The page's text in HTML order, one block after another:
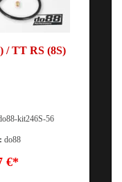
/ TT RS (8S)
kit246S-56
do88
€*